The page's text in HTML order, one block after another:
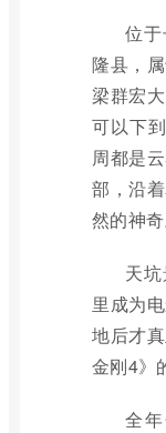
位
隆县，
梁群宏
可以下
周都是
部，沿
然的神奇
天
里成为
地后才
金刚4》
全